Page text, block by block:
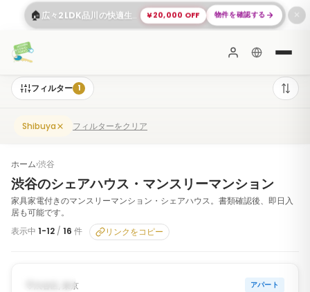
🏠 広々2LDK品川の快適生活 ¥20,000 OFF 物件を確認する ✕
フィルター 1
Shibuya フィルターをクリア
ホーム›渋谷
渋谷のシェアハウス・マンスリーマンション
家具家電付きのマンスリーマンション・シェアハウス。書類確認後、即日入
居も可能です。
表示中 1-12 / 16 件 リンクをコピー
入居可能
渋谷区, 東京 アパート